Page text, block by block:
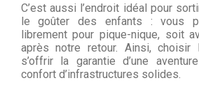
C’est aussi l’endroit idéal pour
le goûter des enfants : vous
librement pour pique-nique, soit
après notre retour. Ainsi, choisir
s’offrir la garantie d’une
confort d’infrastructures solides.